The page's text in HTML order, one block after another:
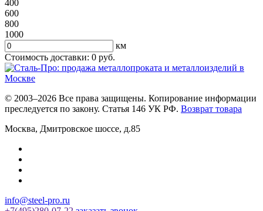
400
600
800
1000
км
Стоимость доставки: 0 руб.
© 2003–2026 Все права защищены. Копирование информации
преследуется по закону. Статья 146 УК РФ. Возврат товара
Москва, Дмитровское шоссе, д.85
info@steel-pro.ru